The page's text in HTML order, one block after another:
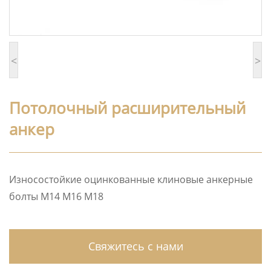
< >
Потолочный расширительный
анкер
Износостойкие оцинкованные клиновые анкерные
болты M14 M16 M18
Свяжитесь с нами